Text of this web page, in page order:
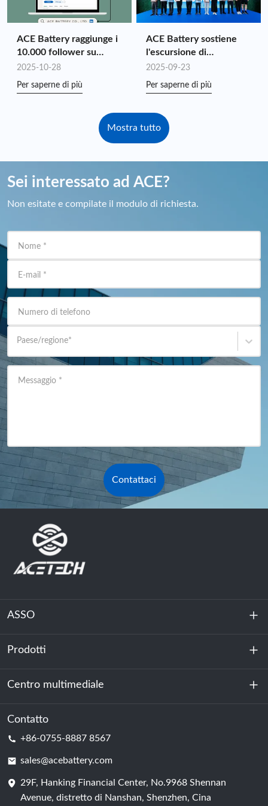
ACE Battery raggiunge i
10.000 follower su
LinkedIn!
2025-10-28
Per saperne di più
ACE Battery sostiene
l'escursione di
beneficenza "Youth
National Games"
2025-09-23
Per saperne di più
Mostra tutto
Sei interessato ad ACE?
Non esitate e compilate il modulo di richiesta.
Nome *
E-mail *
Numero di telefono
Paese/regione*
Messaggio *
Contattaci
ASSO
Chi siamo
Sostenibilità
Prodotti
Accumulo di energia
Centro dati e sala server
Cella della batteria
Centro multimediale
Notizia
Contatto
+86-0755-8887 8567
sales@acebattery.com
29F, Hanking Financial Center, No.9968 Shennan
Avenue, distretto di Nanshan, Shenzhen, Cina